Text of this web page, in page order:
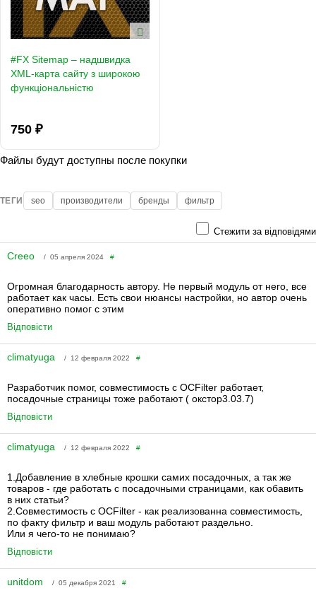
#FX Sitemap – надшвидка
XML-карта сайту з широкою
функціональністю
750 ₽
Файлы будут доступны после покупки
ТЕГИ seo производители бренды фильтр
Стежити за відповідями
Creeo / 05 апреля 2024 #
Огромная благодарность автору. Не первый модуль от него, все
работает как часы. Есть свои нюансы настройки, но автор очень
оперативно помог с этим
Відповісти
climatyuga / 12 февраля 2022 #
Разработчик помог, совместимость с OCFilter работает,
посадочные страницы тоже работают ( окстор3.03.7)
Відповісти
climatyuga / 12 февраля 2022 #
1.Добавление в хлебные крошки самих посадочных, а так же
товаров - где работать с посадочными страницами, как обавить
в них статьи?
2.Совместимость с OCFilter - как реализованна совместимость,
по факту фильтр и ваш модуль работают раздельно.
Или я чего-то не понимаю?
Відповісти
unitdom / 05 декабря 2021 #